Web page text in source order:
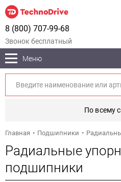
8 (800) 707-99-68
Звонок бесплатный
Меню
По всему
Главная Подшипники
Радиальные
подшипники